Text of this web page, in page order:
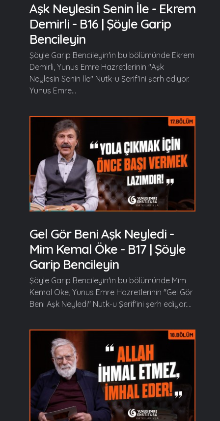
Aşk Neylesin Senin İle - Ekrem
Demirli - B16 | Şöyle Garip
Bencileyin
Şöyle Garip Bencileyin'in bu bölümünde Ekrem
Demirli, Yunus Emre Hazretlerinin "Aşk
Neylesin Senin İle" Nutk-u Şerif'ini şerh ediyor.
Yunus Emre...
Gel Gör Beni Aşk Neyledi -
Mim Kemal Öke - B17 | Şöyle
Garip Bencileyin
Şöyle Garip Bencileyin'in bu bölümünde Mim
Kemal Öke, Yunus Emre Hazretlerinin "Gel Gör
Beni Aşk Neyledi" Nutk-u Şerif'ini şerh ediyor....